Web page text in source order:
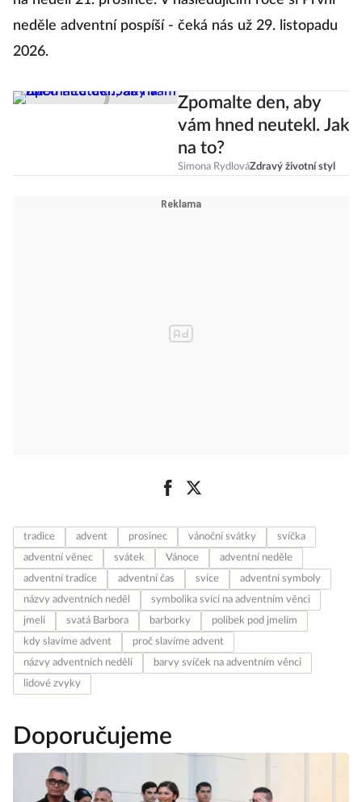
neděle adventní pospíší - čeká nás už 29. listopadu
2026.
Zpomalte den, aby
vám hned neutekl. Jak
na to?
Simona RydlováZdravý životní styl
tradice advent prosinec vánoční svátky
svíčka
adventní věnec
svátek Vánoce
adventní neděle
adventní tradice
adventní čas svíce
adventní symboly
názvy adventních neděl
symbolika svící na adventním věnci
jmelí
svatá Barbora barborky
polibek pod jmelím
kdy slavíme advent
proč slavíme advent
názvy adventních nedělí
barvy svíček na adventním věnci
lidové zvyky
Doporučujeme